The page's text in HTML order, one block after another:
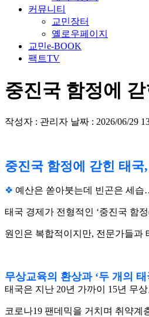
커뮤니티
교민장터
옐로우페이지
교민e-BOOK
팩트TV
중진국 함정에
작성자 : 관리자 날짜 : 2026/06/29
중진국 함정에 갇힌 태
❖ 예산은 쏟아붓는데 빈곤은 세
태국 경제가 전형적인 ‘중진국 함
원인은 복합적이지만, 전문가들과
무상교육의 환상과 ‘두 개의 태
태국은 지난 20년 가까이 15년 무
코로나19 팬데믹을 거치며 취약